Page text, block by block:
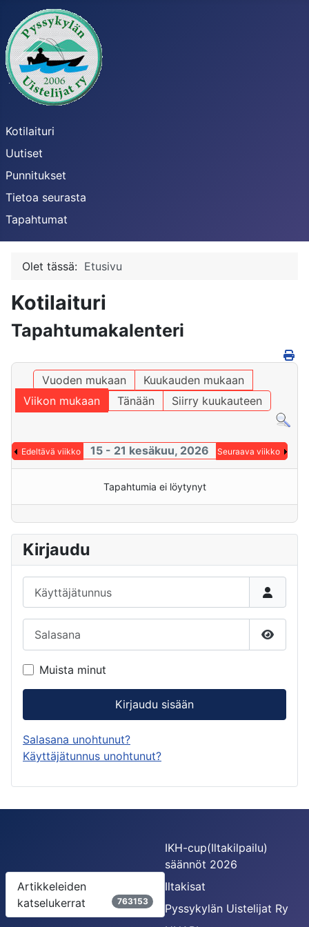
Kotilaituri
Uutiset
Punnitukset
Tietoa seurasta
Tapahtumat
Olet tässä: Etusivu
Kotilaituri
Tapahtumakalenteri
Vuoden mukaan
Kuukauden mukaan
Viikon mukaan
Tänään Siirry kuukauteen
Edeltävä viikko 15 - 21 kesäkuu, 2026 Seuraava viikko
Tapahtumia ei löytynyt
Kirjaudu
Näytä
Muista minut
Kirjaudu sisään
Salasana unohtunut?
Käyttäjätunnus unohtunut?
Artikkeleiden
katselukerrat
763153
IKH-cup(Iltakilpailu)
säännöt 2026
Iltakisat
Pyssykylän Uistelijat Ry